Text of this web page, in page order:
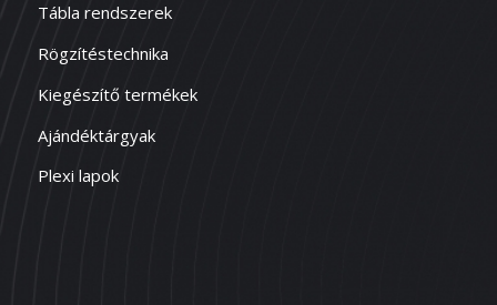
Tábla rendszerek
Rögzítéstechnika
Kiegészítő termékek
Ajándéktárgyak
Plexi lapok